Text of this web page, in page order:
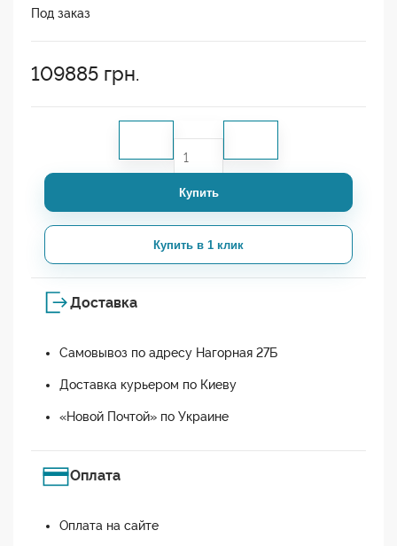
Под заказ
109885 грн.
Купить
Купить в 1 клик
Доставка
Самовывоз по адресу Нагорная 27Б
Доставка курьером по Киеву
«Новой Почтой» по Украине
Оплата
Оплата на сайте